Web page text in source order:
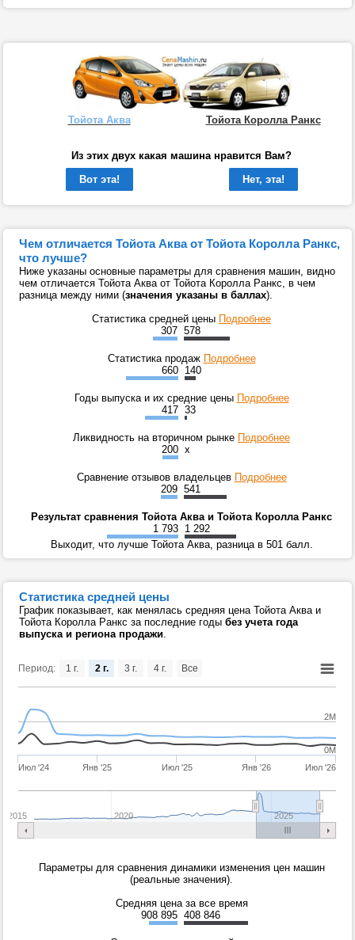
Тойота Аква Тойота Королла Ранкс
Из этих двух какая машина нравится Вам?
Вот эта!
Нет, эта!
Чем отличается Тойота Аква от Тойота Королла Ранкс,
что лучше?
Ниже указаны основные параметры для сравнения машин, видно
чем отличается Тойота Аква от Тойота Королла Ранкс, в чем
разница между ними (значения указаны в баллах).
Статистика средней цены Подробнее
307 578
Статистика продаж Подробнее
660 140
Годы выпуска и их средние цены Подробнее
417 33
Ликвидность на вторичном рынке Подробнее
200 x
Сравнение отзывов владельцев Подробнее
209 541
Результат сравнения Тойота Аква и Тойота Королла Ранкс
1 793 1 292
Выходит, что лучше Тойота Аква, разница в 501 балл.
Статистика средней цены
График показывает, как менялась средняя цена Тойота Аква и
Тойота Королла Ранкс за последние годы без учета года
выпуска и региона продажи
Период:
Июл '24 Янв '25 Июл '25 Янв '26 Июл '26
2020 2025
2015
0M
2M
1 г. 2 г. 3 г. 4 г. Все
Параметры для сравнения динамики изменения цен машин
(реальные значения).
Средняя цена за все время
908 895 408 846